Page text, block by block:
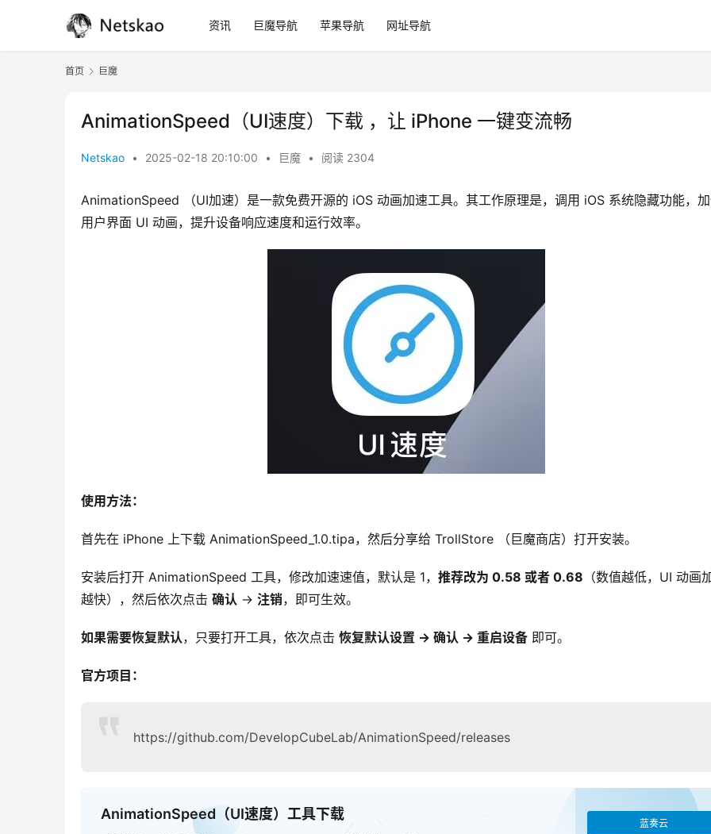
资讯 巨魔导航 苹果导航 网址导航
首页 巨魔
AnimationSpeed（UI速度）下载 ，让 iPhone 一键变流畅
Netskao • 2025-02-18 20:10:00 • 巨魔 • 阅读 2304
AnimationSpeed （UI加速）是一款免费开源的 iOS 动画加速工具。其工作原理是，调用 iOS 系统隐藏功能，
用户界面 UI 动画，提升设备响应速度和运行效率。
使用方法：
首先在 iPhone 上下载 AnimationSpeed_1.0.tipa，然后分享给 TrollStore （巨魔商店）打开安装。
安装后打开 AnimationSpeed 工具，修改加速速值，默认是 1， 推荐改为 0.58 或者 0.68 （数值越低，UI 动画
越快），然后依次点击 确认 -> 注销，即可生效。
如果需要恢复默认，只要打开工具，依次点击 恢复默认设置 -> 确认 -> 重启设备 即可。
官方项目：
https://github.com/DevelopCubeLab/AnimationSpeed/releases
AnimationSpeed（UI速度）工具下载
蓝奏云